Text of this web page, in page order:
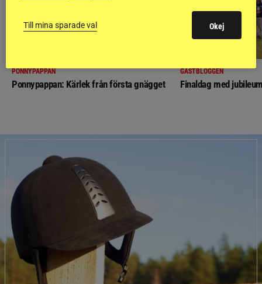
PONNYPAPPAN
Ponnypappan: Kärlek från första gnägget
GÄSTBLOGGEN
Finaldag med
Till mina sparade val Okej